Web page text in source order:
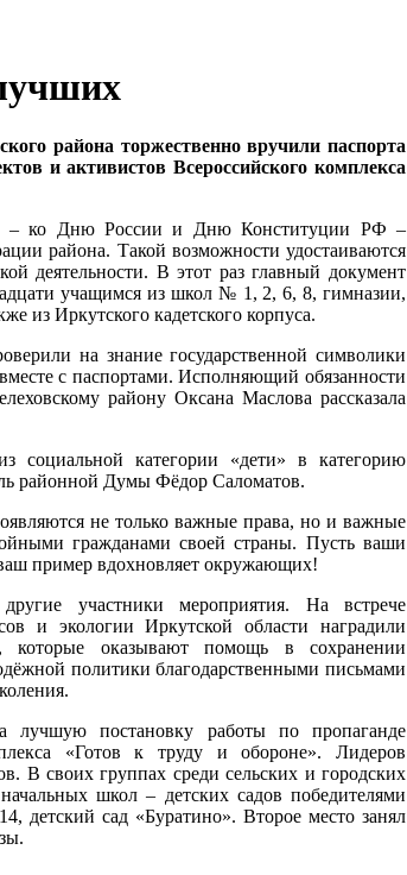
района торжественно вручили паспорта
и активистов Всероссийского комплекса
– ко Дню России и Дню Конституции РФ –
района. Такой возможности удостаиваются
деятельности. В этот раз главный документ
учащимся из школ № 1, 2, 6, 8, гимназии,
из Иркутского кадетского корпуса.
на знание государственной символики
с паспортами. Исполняющий обязанности
району Оксана Маслова рассказала
категории «дети» в категорию
районной Думы Фёдор Саломатов.
не только важные права, но и важные
гражданами своей страны. Пусть ваши
пример вдохновляет окружающих!
участники мероприятия. На встрече
и экологии Иркутской области наградили
которые оказывают помощь в сохранении
политики благодарственными письмами
лучшую постановку работы по пропаганде
«Готов к труду и обороне». Лидеров
В своих группах среди сельских и городских
школ – детских садов победителями
сад «Буратино». Второе место занял